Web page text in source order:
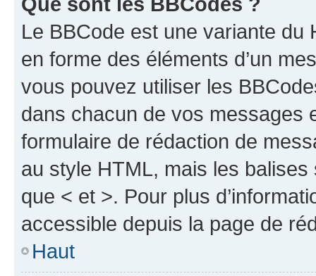
Le BBCode est une variante du
en forme des éléments d’un
vous pouvez utiliser les
dans chacun de vos messages
formulaire de rédaction de
au style HTML, mais les
que < et >. Pour plus
accessible depuis la page de
Haut